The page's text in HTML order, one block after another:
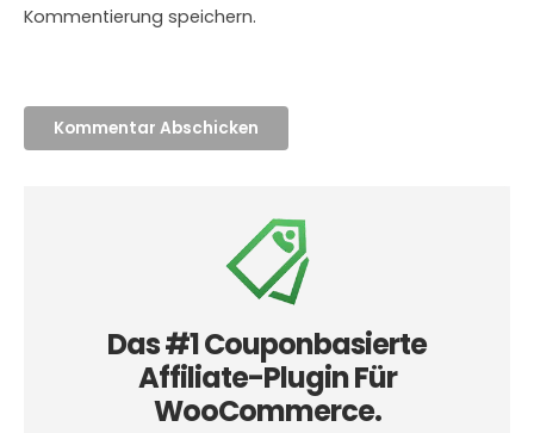
Kommentierung speichern.
Das #1 Couponbasierte
Affiliate-Plugin Für
WooCommerce.